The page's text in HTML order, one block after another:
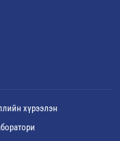
хүрээлэн